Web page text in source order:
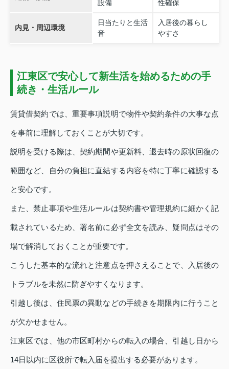
設備 性確保
内見・周辺環境
日当たりと生活
音
入居後の暮らし
やすさ
江東区で安心して新生活を始めるための手
続き・生活ルール
賃貸借契約では、重要事項説明で物件や契約条件の大事な点
を事前に理解しておくことが大切です。
説明を受ける際は、契約期間や更新料、退去時の原状回復の
範囲など、自分の負担に直結する内容を特に丁寧に確認する
と安心です。
また、禁止事項や生活ルールは契約書や管理規約に細かく記
載されているため、署名前に必ず全文を読み、疑問点はその
場で解消しておくことが重要です。
こうした基本的な流れと注意点を押さえることで、入居後の
トラブルを未然に防ぎやすくなります。
引越し後は、住民票の異動などの手続きを期限内に行うこと
が欠かせません。
江東区では、他の市区町村からの転入の場合、引越し日から
14日以内に区役所で転入届を提出する必要があります。